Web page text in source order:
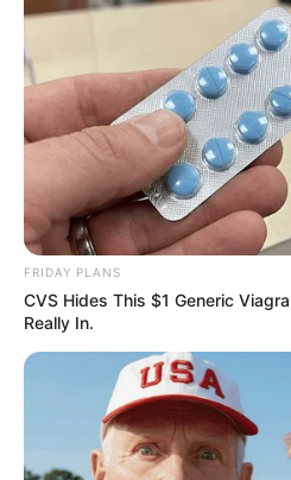
FRIDAY PLANS
CVS Hides This $1 Generic
Really In.